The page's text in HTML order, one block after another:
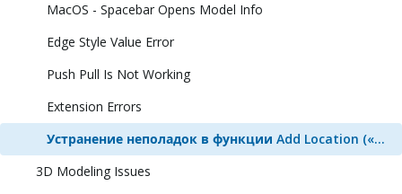
MacOS - Spacebar Opens Model Info
Edge Style Value Error
Push Pull Is Not Working
Extension Errors
Устранение неполадок в функции Add Location («Добавить местоположение»)
3D Modeling Issues